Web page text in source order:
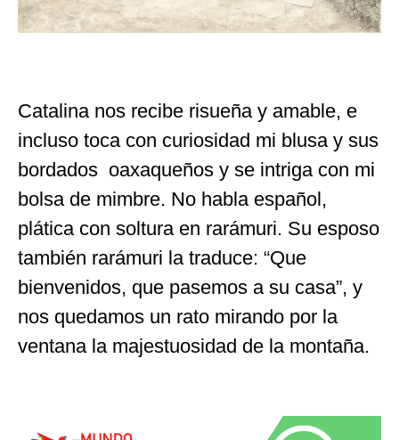
Catalina nos recibe risueña y amable, e
incluso toca con curiosidad mi blusa y sus
bordados oaxaqueños y se intriga con mi
bolsa de mimbre. No habla español,
plática con soltura en rarámuri. Su esposo
también rarámuri la traduce: “Que
bienvenidos, que pasemos a su casa”, y
nos quedamos un rato mirando por la
ventana la majestuosidad de la montaña.